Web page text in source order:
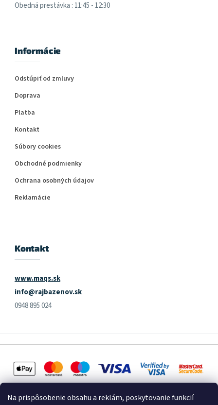
Na prispôsobenie obsahu a reklám, poskytovanie funkcií
Obedná prestávka : 11:45 - 12:30
Informácie
Odstúpiť od zmluvy
Doprava
Platba
Kontakt
Súbory cookies
Obchodné podmienky
Ochrana osobných údajov
Reklamácie
Kontakt
www.maqs.sk
info@rajbazenov.sk
0948 895 024